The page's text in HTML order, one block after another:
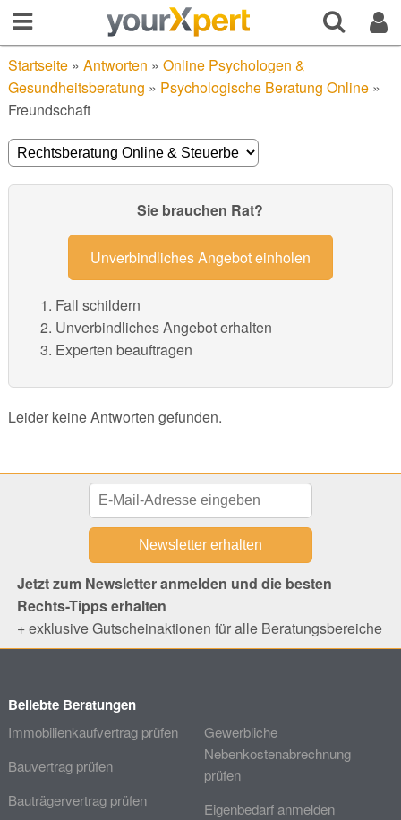
Startseite» Antworten » Online Psychologen &
Gesundheitsberatung » Psychologische Beratung Online»
Freundschaft
Sie brauchen Rat?
Unverbindliches Angebot einholen
Fall schildern
Unverbindliches Angebot erhalten
Experten beauftragen
Leider keine Antworten gefunden.
Jetzt zum Newsletter anmelden und die besten
Rechts-Tipps erhalten
+ exklusive Gutscheinaktionen für alle Beratungsbereiche
Beliebte Beratungen
Immobilienkaufvertrag prüfen
Bauvertrag prüfen
Bauträgervertrag prüfen
Gewerbliche
Nebenkostenabrechnung
prüfen
Eigenbedarf anmelden